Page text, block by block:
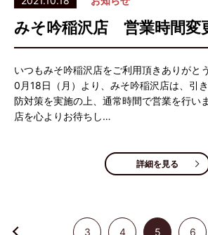
みそ吟稲沢店 営業時間変
いつもみそ吟稲沢店をご利用頂きありがと
0月18日（月）より、みそ吟稲沢店は、引
防対策を実施の上、通常時間で営業を行い
店を心よりお待ちし…
詳細を見る
3 4 5 6